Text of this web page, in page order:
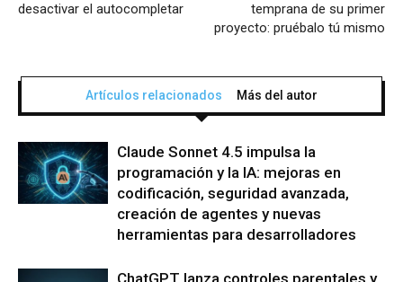
desactivar el autocompletar
temprana de su primer
proyecto: pruébalo tú mismo
Artículos relacionados Más del autor
Claude Sonnet 4.5 impulsa la
programación y la IA: mejoras en
codificación, seguridad avanzada,
creación de agentes y nuevas
herramientas para desarrolladores